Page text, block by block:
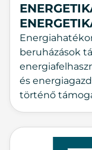
beruházások
és
történő